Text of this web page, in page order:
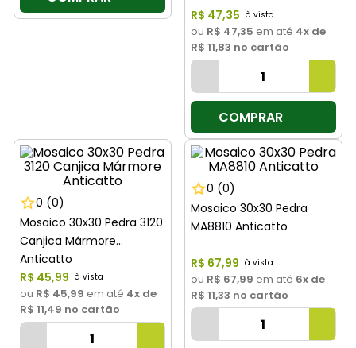
R$ 47,35
ou R$ 47,35 em até 4x de
R$ 11,83 no cartão
COMPRAR
0 (0)
Mosaico 30x30 Pedra 3120
Canjica Mármore
Anticatto
R$ 45,99
ou R$ 45,99 em até 4x de
R$ 11,49 no cartão
0 (0)
Mosaico 30x30 Pedra
MA8810 Anticatto
R$ 67,99
ou R$ 67,99 em até 6x de
R$ 11,33 no cartão